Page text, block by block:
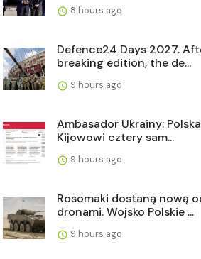
8 hours ago
Defence24 Days 2027.
breaking edition, the de...
9 hours ago
Ambasador Ukrainy:
Kijowowi cztery sam...
9 hours ago
Rosomaki dostaną nową
dronami. Wojsko Polskie ...
9 hours ago